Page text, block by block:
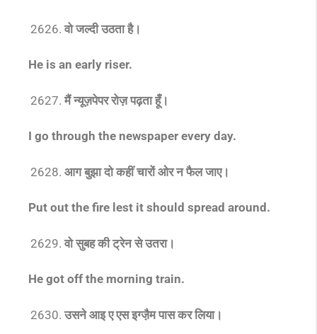
वो जल्दी उठता है।
He is an early riser.
मैं न्यूज़पेपर रोज़ पढ़ता हूँ।
I go through the newspaper every day.
आग बुझा दो कहीं चारों ओर न फैल जाए।
Put out the fire lest it should spread around .
वो सुबह की ट्रेन से उतरा।
He got off the morning train.
उसने आइ ए एस इग्जै़म पास कर लिया।